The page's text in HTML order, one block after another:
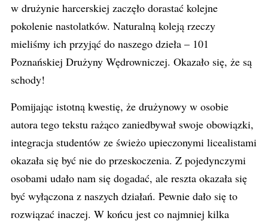
w drużynie harcerskiej zaczęło dorastać kolejne
pokolenie nastolatków. Naturalną koleją rzeczy
mieliśmy ich przyjąć do naszego dzieła – 101
Poznańskiej Drużyny Wędrowniczej. Okazało się, że są
schody!
Pomijając istotną kwestię, że drużynowy w osobie
autora tego tekstu rażąco zaniedbywał swoje obowiązki,
integracja studentów ze świeżo upieczonymi licealistami
okazała się być nie do przeskoczenia. Z pojedynczymi
osobami udało nam się dogadać, ale reszta okazała się
być wyłączona z naszych działań. Pewnie dało się to
rozwiązać inaczej. W końcu jest co najmniej kilka